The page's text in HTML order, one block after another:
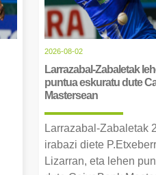
2026-08-02
Larrazabal-Zabaletak
puntua eskuratu dute
Mastersean
Larrazabal-Zabaletak
irabazi diete
Lizarran, eta lehen